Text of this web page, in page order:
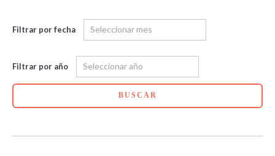
Filtrar por fecha
Filtrar por año
BUSCAR